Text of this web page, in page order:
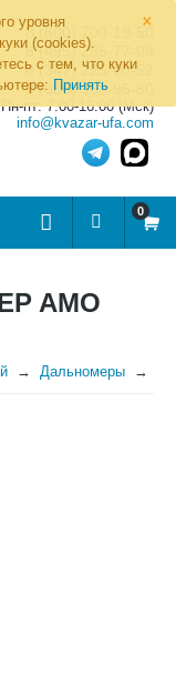
×
уровня
(cookies).
с тем, что куки
Принять
8 (800) 700-19-50
8 (495) 255-77-08
8 (347) 225-00-52
8 (986) 963-95-80
Пн-пт: 7.00-16.00 (Мск)
info@kvazar-ufa.com
0
AMO
Дальномеры